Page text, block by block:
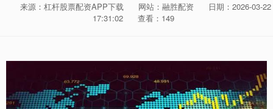
来源：杠杆股票配资APP下载 网站：融胜配资
日期：2026-03-22
17:31:02
查看：149